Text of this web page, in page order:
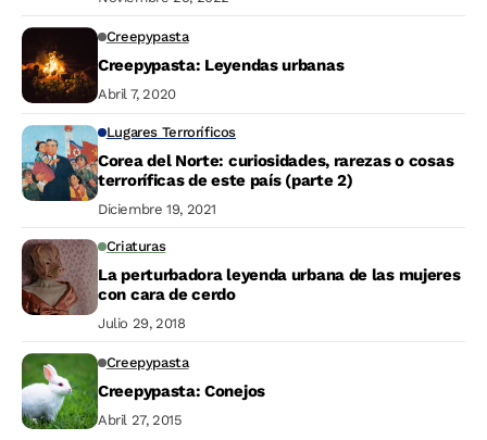
Creepypasta
Creepypasta: Leyendas urbanas
Abril 7, 2020
Lugares Terroríficos
Corea del Norte: curiosidades, rarezas o cosas
terroríficas de este país (parte 2)
Diciembre 19, 2021
Criaturas
La perturbadora leyenda urbana de las mujeres
con cara de cerdo
Julio 29, 2018
Creepypasta
Creepypasta: Conejos
Abril 27, 2015